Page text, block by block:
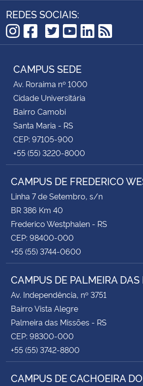
REDES SOCIAIS:
Instagram
Facebook
TikTok
Twitter
YouTube
LinkedIn
RSS
CAMPUS SEDE
Av. Roraima nº 1000
Cidade Universitária
Bairro Camobi
Santa Maria - RS
CEP: 97105-900
+55 (55) 3220-8000
CAMPUS DE FREDERICO
Linha 7 de Setembro, s/n
BR 386 Km 40
Frederico Westphalen - RS
CEP: 98400-000
+55 (55) 3744-0600
CAMPUS DE PALMEIRA DAS
Av. Independência, nº 3751
Bairro Vista Alegre
Palmeira das Missões - RS
CEP: 98300-000
+55 (55) 3742-8800
CAMPUS DE CACHOEIRA